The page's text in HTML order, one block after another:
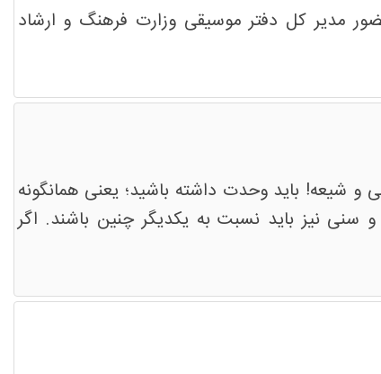
مدیر کل دفتر موسیقی وزارت فرهنگ و ارشاد
شیعه! باید وحدت داشته باشید؛ یعنی همانگونه
سنی نیز باید نسبت به یکدیگر چنین باشند. اگر